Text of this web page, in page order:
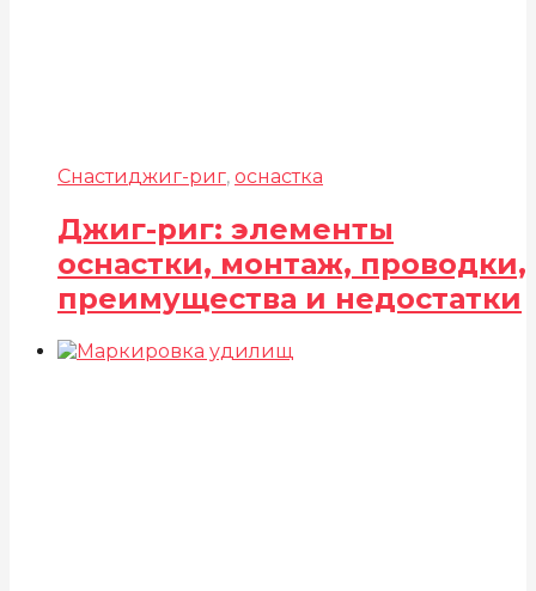
Снастиджиг-риг, оснастка
Джиг-риг: элементы
оснастки, монтаж, проводки,
преимущества и недостатки